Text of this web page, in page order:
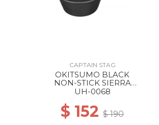
CAPTAIN STAG
OKITSUMO BLACK
NON-STICK SIERRA
CUP 210ML --
UH-0068
$ 152$ 190